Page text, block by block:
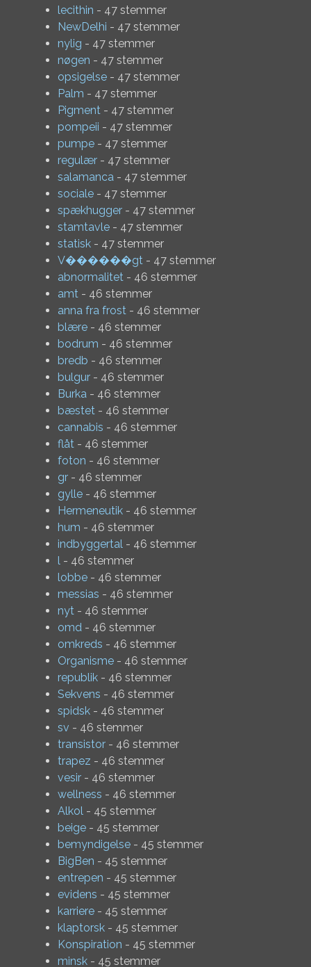
lecithin - 47 stemmer
NewDelhi - 47 stemmer
nylig - 47 stemmer
nøgen - 47 stemmer
opsigelse - 47 stemmer
Palm - 47 stemmer
Pigment - 47 stemmer
pompeii - 47 stemmer
pumpe - 47 stemmer
regulær - 47 stemmer
salamanca - 47 stemmer
sociale - 47 stemmer
spækhugger - 47 stemmer
stamtavle - 47 stemmer
statisk - 47 stemmer
V������gt - 47 stemmer
abnormalitet - 46 stemmer
amt - 46 stemmer
anna fra frost - 46 stemmer
blære - 46 stemmer
bodrum - 46 stemmer
bredb - 46 stemmer
bulgur - 46 stemmer
Burka - 46 stemmer
bæstet - 46 stemmer
cannabis - 46 stemmer
flåt - 46 stemmer
foton - 46 stemmer
gr - 46 stemmer
gylle - 46 stemmer
Hermeneutik - 46 stemmer
hum - 46 stemmer
indbyggertal - 46 stemmer
l - 46 stemmer
lobbe - 46 stemmer
messias - 46 stemmer
nyt - 46 stemmer
omd - 46 stemmer
omkreds - 46 stemmer
Organisme - 46 stemmer
republik - 46 stemmer
Sekvens - 46 stemmer
spidsk - 46 stemmer
sv - 46 stemmer
transistor - 46 stemmer
trapez - 46 stemmer
vesir - 46 stemmer
wellness - 46 stemmer
Alkol - 45 stemmer
beige - 45 stemmer
bemyndigelse - 45 stemmer
BigBen - 45 stemmer
entrepen - 45 stemmer
evidens - 45 stemmer
karriere - 45 stemmer
klaptorsk - 45 stemmer
Konspiration - 45 stemmer
minsk - 45 stemmer